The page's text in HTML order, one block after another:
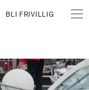
BLI FRIVILLIG